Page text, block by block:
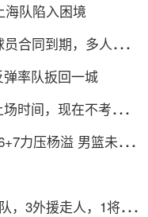
海队陷入困境
合同到期，多人或遭
率队扳回一城
时间，现在不考虑总
力压杨溢 男篮未来
，3外援走人，1将或